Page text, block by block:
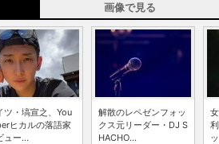
画像で見る
ツ・塙宣之、You
ヒカルの落語家
ュー...
解散のレペゼンフォッ
クス元リーダー・DJ S
HACHO...